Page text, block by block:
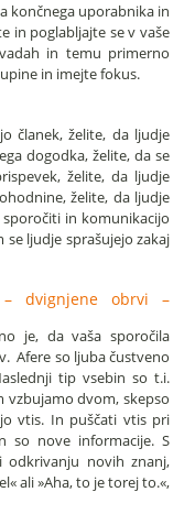
končnega uporabnika in
in poglabljajte se v vaše
in temu primerno
in imejte fokus.
članek, želite, da ljudje
dogodka, želite, da se
želite, da ljudje
želite, da ljudje
in komunikacijo
ljudje sprašujejo zakaj
dvignjene obrvi –
je, da vaša sporočila
Afere so ljuba čustveno
tip vsebin so t.i.
vzbujamo dvom, skepso
vtis. In puščati vtis pri
so nove informacije. S
odkrivanju novih znanj,
ali »Aha, to je torej to.«,